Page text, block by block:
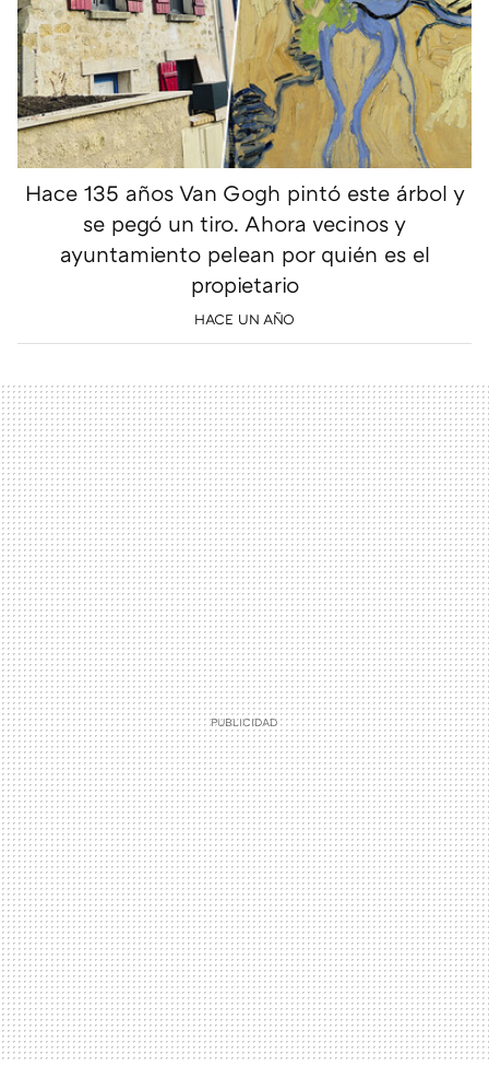
Hace 135 años Van Gogh pintó este árbol y
se pegó un tiro. Ahora vecinos y
ayuntamiento pelean por quién es el
propietario
HACE UN AÑO